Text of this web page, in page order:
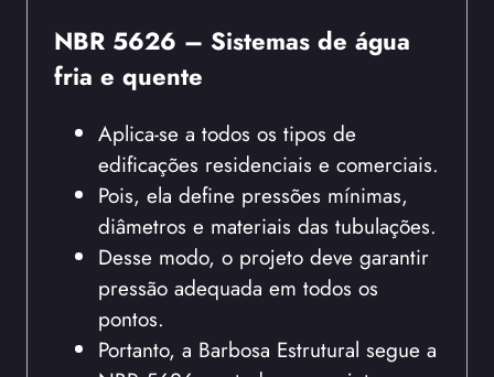
NBR 5626 – Sistemas de água
fria e quente
Aplica-se a todos os tipos de
edificações residenciais e comerciais.
Pois, ela define pressões mínimas,
diâmetros e materiais das tubulações.
Desse modo, o projeto deve garantir
pressão adequada em todos os
pontos.
Portanto, a Barbosa Estrutural segue a